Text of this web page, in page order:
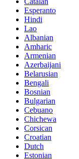
Esperanto
Hindi
Lao
Albanian
Amharic
Armenian
Azerbaijani
Belarusian
Bengali
Bosnian
Bulgarian
Cebuano
Chichewa
Corsican
Croatian
Dutch
Estonian